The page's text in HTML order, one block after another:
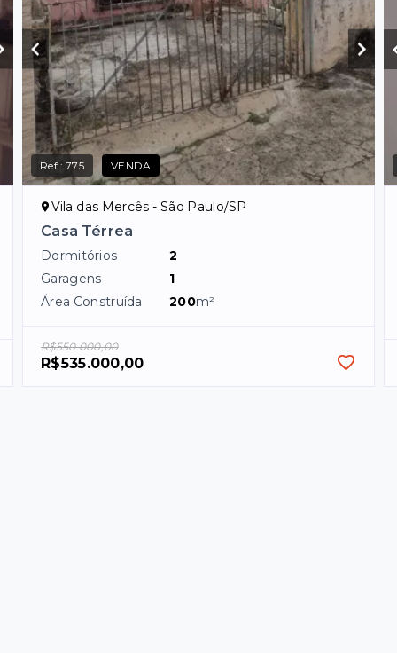
Ref.:775 VENDA
Vila das Mercês - São Paulo/SP
Casa Térrea
Dormitórios
2
Garagens
1
Área Construída
200m²
R$550.000,00
R$535.000,00